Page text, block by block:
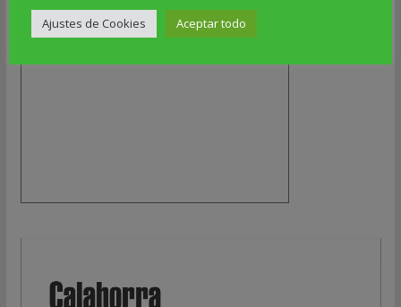
Ajustes de Cookies Aceptar todo